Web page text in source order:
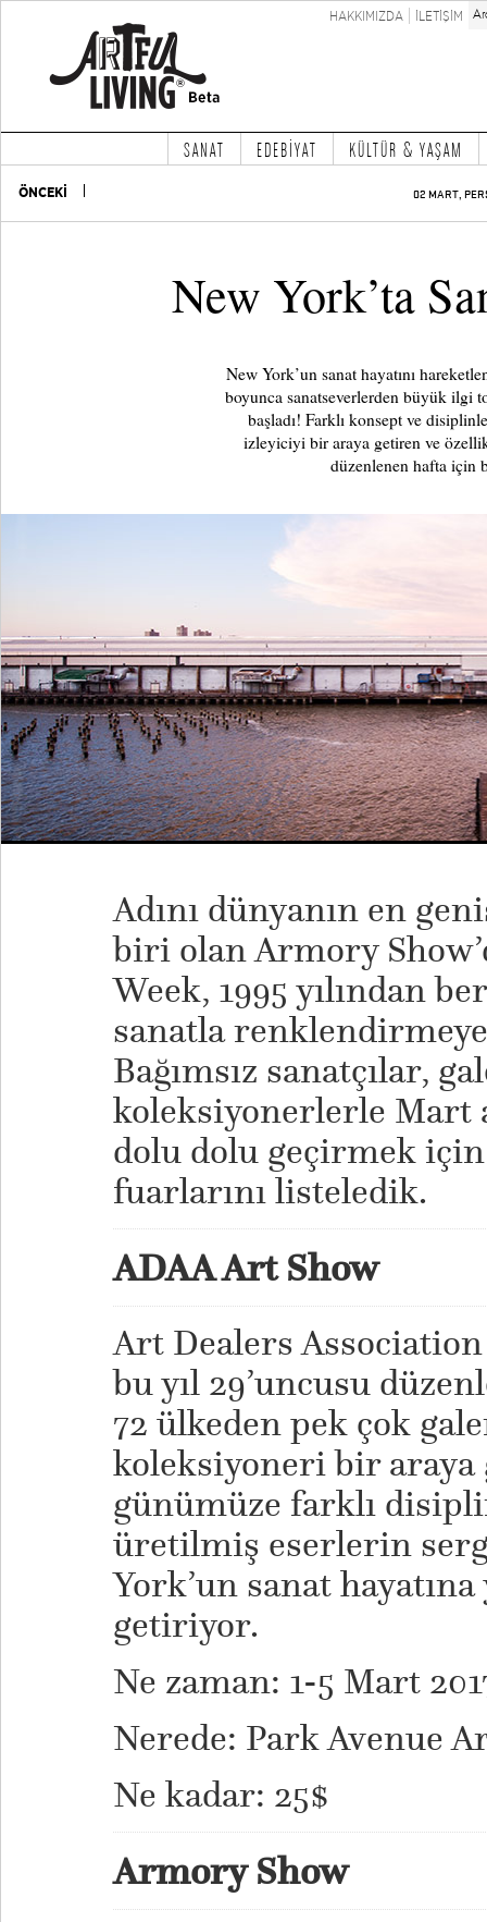
HAKKIMIZDA İLETİŞİM
SANAT EDEBİYAT KÜLTÜR & YAŞAM
ÖNCEKİ 02 MART,
New York’ta
New York’un sanat hayatını
boyunca sanatseverlerden büyük ilgi
başladı! Farklı konsept ve
izleyiciyi bir araya getiren ve
düzenlenen hafta için
Adını dünyanın en
biri olan Armory
Week, 1995 yılından
sanatla
Bağımsız sanatçılar,
koleksiyonerlerle Mart
dolu dolu geçirmek
fuarlarını listeledik.
ADAA Art Show
Art Dealers
bu yıl 29’uncusu
72 ülkeden pek çok
koleksiyoneri bir araya
günümüze farklı
üretilmiş eserlerin
York’un sanat
getiriyor.
Ne zaman: 1-5 Mart
Nerede: Park Avenue
Ne kadar: 25$
Armory Show